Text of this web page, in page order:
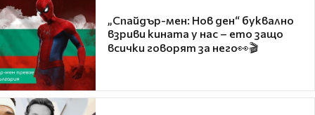
„Спайдър-мен: Нов ден“ буквално
взриви кината у нас – ето защо
всички говорят за него👀🎬